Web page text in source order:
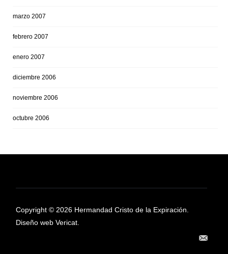
marzo 2007
febrero 2007
enero 2007
diciembre 2006
noviembre 2006
octubre 2006
Copyright © 2026 Hermandad Cristo de la Expiración.
Diseño web Vericat.